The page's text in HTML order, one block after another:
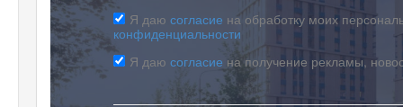
Я даю согласие на обработку моих
конфиденциальности
Я даю согласие на получение рекламы,